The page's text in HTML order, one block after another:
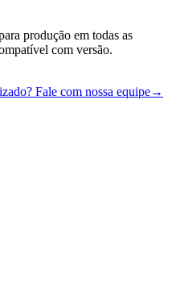
produção em todas as
com versão.
Fale com nossa equipe→